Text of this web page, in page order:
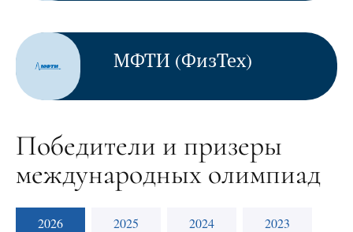
МФТИ (ФизТех)
Победители и призеры
международных олимпиад
2026 2025 2024 2023